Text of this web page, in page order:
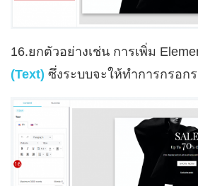
16.ยกตัวอย่างเช่น การเพิ่ม
(Text) ซึ่งระบบจะให้ทำการกรอก